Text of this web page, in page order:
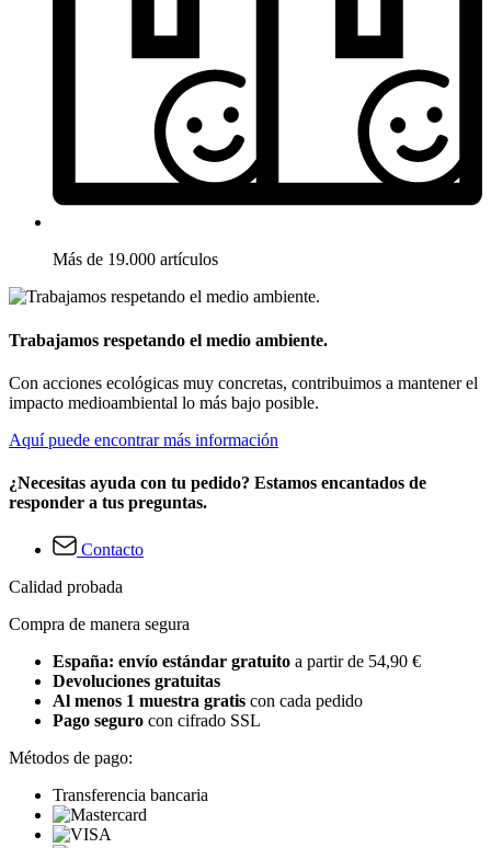
Más de 19.000 artículos
Trabajamos respetando el medio ambiente.
Con acciones ecológicas muy concretas, contribuimos a mantener el
impacto medioambiental lo más bajo posible.
Aquí puede encontrar más información
¿Necesitas ayuda con tu pedido? Estamos encantados de
responder a tus preguntas.
Contacto
Calidad probada
Compra de manera segura
España: envío estándar gratuito a partir de 54,90 €
Devoluciones gratuitas
Al menos 1 muestra gratis con cada pedido
Pago seguro con cifrado SSL
Métodos de pago:
Transferencia bancaria